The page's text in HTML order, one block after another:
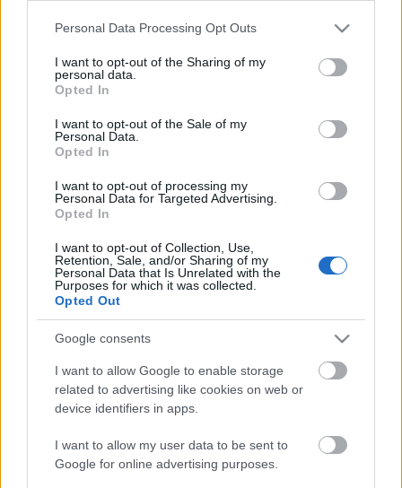
Please note that this website/app uses one or more Google
not limited to your visit or usage behaviour. You may click to
grant or deny consent to Google and its third-party tags to
use your data for below specified purposes in below Google
consent section.
Personal Data Processing Opt Outs
I want to opt-out of the Sharing of my
personal data.
Opted In
I want to opt-out of the Sale of my
Personal Data.
Opted In
I want to opt-out of processing my
Personal Data for Targeted Advertising.
Opted In
I want to opt-out of Collection, Use,
Retention, Sale, and/or Sharing of my
Personal Data that Is Unrelated with the
Purposes for which it was collected.
Opted Out
Google consents
I want to allow Google to enable storage
related to advertising like cookies on web or
device identifiers in apps.
I want to allow my user data to be sent to
Google for online advertising purposes.
nyitó,Internet Friendscímű szám szövegének
ismeretében ("You blocked me on Facebook, and
now, you're going to die"). A négyszámos kislemez a
lapozás után rögtön meghallgatható, sőt, akár le is
tölthető. Aki a Pendulumból kiindulva esetleg attól
tart, hogy a folytatásban nem éppen a zenetörténet
legkifinomultabb felvételeivel fog találkozni, az
Címkék:hír house elektronikus dubstep electro
pendulum
knife party